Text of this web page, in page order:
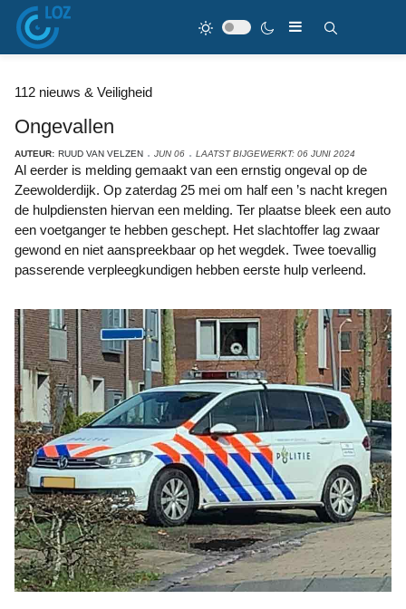
112 nieuws & Veiligheid
Ongevallen
AUTEUR: RUUD VAN VELZEN JUN 06 LAATST BIJGEWERKT: 06 JUNI 2024
Al eerder is melding gemaakt van een ernstig ongeval op de
Zeewolderdijk. Op zaterdag 25 mei om half een ’s nacht kregen
de hulpdiensten hiervan een melding. Ter plaatse bleek een auto
een voetganger te hebben geschept. Het slachtoffer lag zwaar
gewond en niet aanspreekbaar op het wegdek. Twee toevallig
passerende verpleegkundigen hebben eerste hulp verleend.